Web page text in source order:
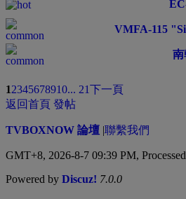
VMFA-115
南
12345678910... 21下一頁
返回首頁 發帖
TVBOXNOW 論壇 |聯繫我們
GMT+8, 2026-8-7 09:39 PM,
Powered by Discuz! 7.0.0